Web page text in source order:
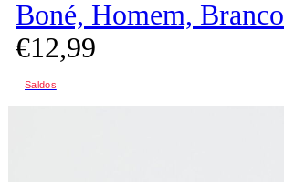
Boné, Homem, Branco
€12,99
Saldos